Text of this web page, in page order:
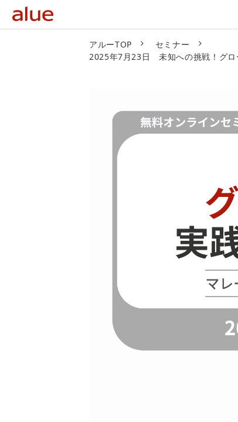
アルーTOP
セミナー
2025年7月23日 未知への挑戦！グロ